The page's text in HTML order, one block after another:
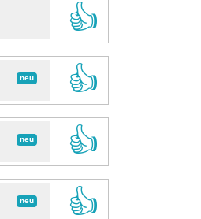
👍
neu
👍
neu
👍
neu
👍